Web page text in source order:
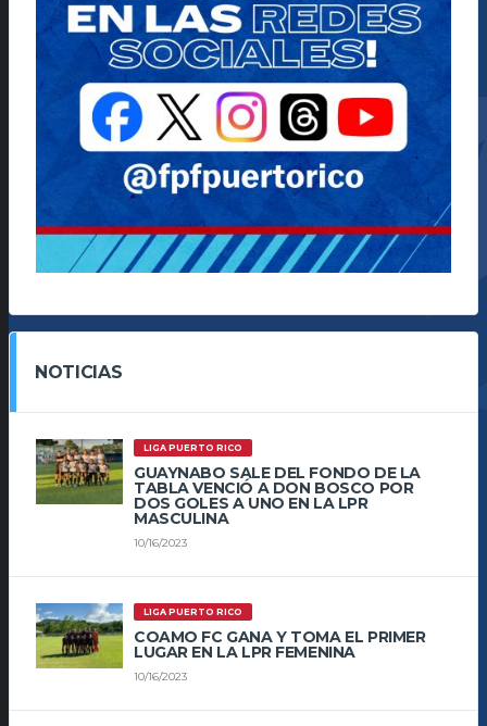
NOTICIAS
LIGA PUERTO RICO
GUAYNABO SALE DEL FONDO DE LA
TABLA VENCIÓ A DON BOSCO POR
DOS GOLES A UNO EN LA LPR
MASCULINA
10/16/2023
LIGA PUERTO RICO
COAMO FC GANA Y TOMA EL PRIMER
LUGAR EN LA LPR FEMENINA
10/16/2023